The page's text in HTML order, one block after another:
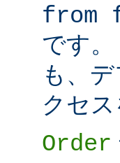
from
です。
も、
クセス
Order